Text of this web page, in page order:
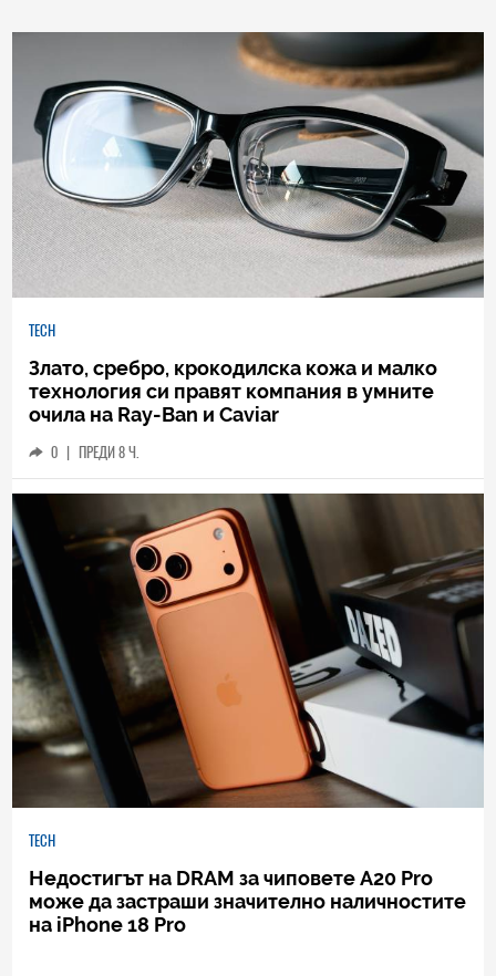
TECH
Злато, сребро, крокодилска кожа и малко
технология си правят компания в умните
очила на Ray-Ban и Caviar
0 | ПРЕДИ 8 Ч.
TECH
Недостигът на DRAM за чиповете A20 Pro
може да застраши значително наличностите
на iPhone 18 Pro